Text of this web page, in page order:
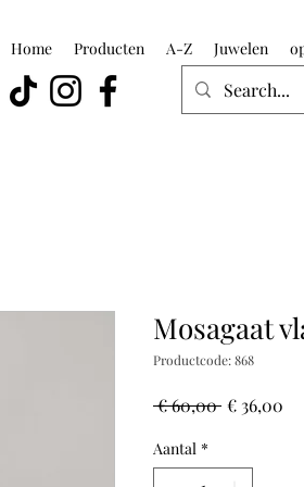
Home Producten A-Z Juwelen
Mosagaat
Productcode: 868
€ 60,00 Normale
€ 36,00
Aantal *